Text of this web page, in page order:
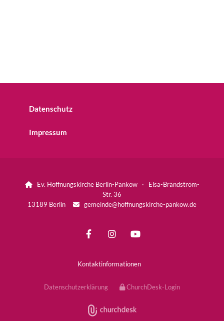
Datenschutz
Impressum
Ev. Hoffnungskirche Berlin-Pankow · Elsa-Brändström-
Str. 36
13189 Berlin
 gemeinde@hoffnungskirche-pankow.de
Kontaktinformationen
Datenschutzerklärung ChurchDesk-Login